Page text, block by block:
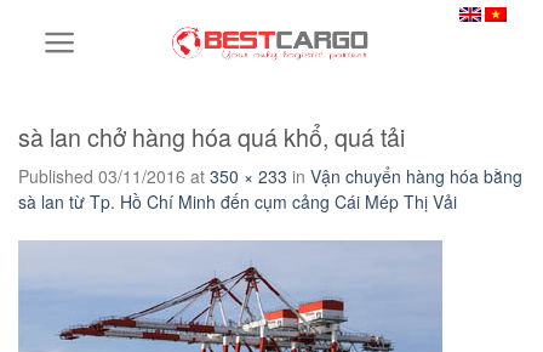
sà lan chở hàng hóa quá khổ, quá tải
Published 03/11/2016 at 350 × 233 in Vận chuyển hàng hóa bằng
sà lan từ Tp. Hồ Chí Minh đến cụm cảng Cái Mép Thị Vải